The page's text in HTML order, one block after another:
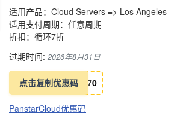
适用产品：Cloud Servers => Los Angeles
适用支付周期：任意周期
折扣：循环7折
过期时间: 2026年8月31日
点击复制优惠码 70
PanstarCloud优惠码